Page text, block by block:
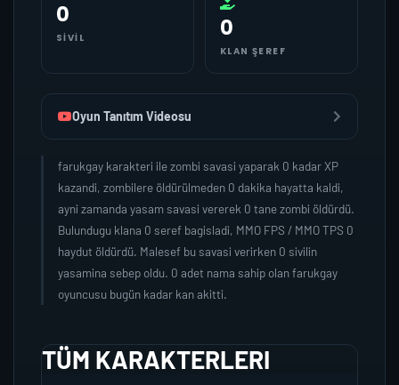
0
SIVIL 0
KLAN ŞEREF
Oyun Tanıtım Videosu
farukgay karakteri ile zombi savasi yaparak 0 kadar XP
kazandi, zombilere öldürülmeden 0 dakika hayatta kaldi,
ayni zamanda yasam savasi vererek 0 tane zombi öldürdü.
Bulundugu klana 0 seref bagisladi, MMO FPS / MMO TPS 0
haydut öldürdü. Malesef bu savasi verirken 0 sivilin
yasamina sebep oldu. 0 adet nama sahip olan farukgay
oyuncusu bugün kadar kan akitti.
TÜM KARAKTERLERI